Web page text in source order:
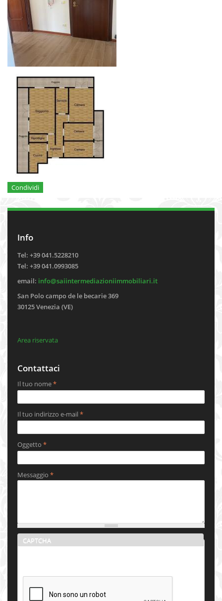
Condividi
Info
Tel: +39 041.5228210
Tel: +39 041.0993085
email: info@saiintermediazioniimmobiliari.it
San Polo campo de le becarie 369
30125 Venezia (VE)
Area riservata
Contattaci
Il tuo nome*
Il tuo indirizzo e-mail *
Oggetto *
Messaggio *
CAPTCHA